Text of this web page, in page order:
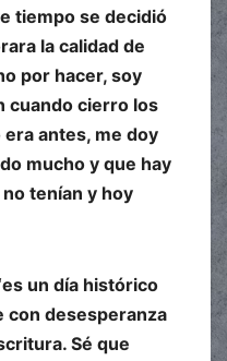
tiempo se decidió
la calidad de
por hacer, soy
cuando cierro los
antes, me doy
mucho y que hay
tenían y hoy
un día histórico
con desesperanza
Sé que